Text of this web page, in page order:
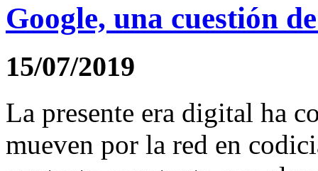
Google, una cuestión
15/07/2019
La presente era digital ha
mueven por la red en